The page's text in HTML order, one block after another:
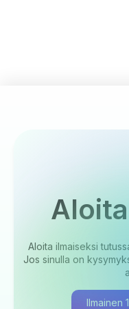
Aloita ilmaiseksi
Jos sinulla on
Ilmainen